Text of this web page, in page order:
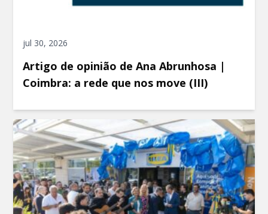
jul 30, 2026
Artigo de opinião de Ana Abrunhosa |
Coimbra: a rede que nos move (III)